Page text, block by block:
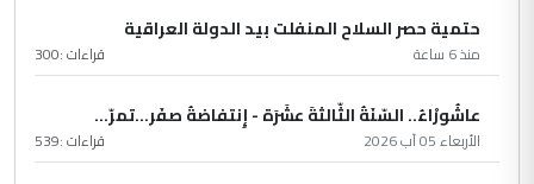
حتمية حصر السلاح المنفلت بيد الدولة العراقية
منذ 6 ساعة قراءات :300
عاشُورْاءُ.. السّنَةُ الثّالثةَ عشَرَة - إِنتفاضةُ صفَر…تمرّ...
الأربعاء 05 آب 2026 قراءات :539